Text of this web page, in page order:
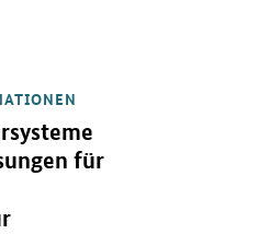
für
und E-